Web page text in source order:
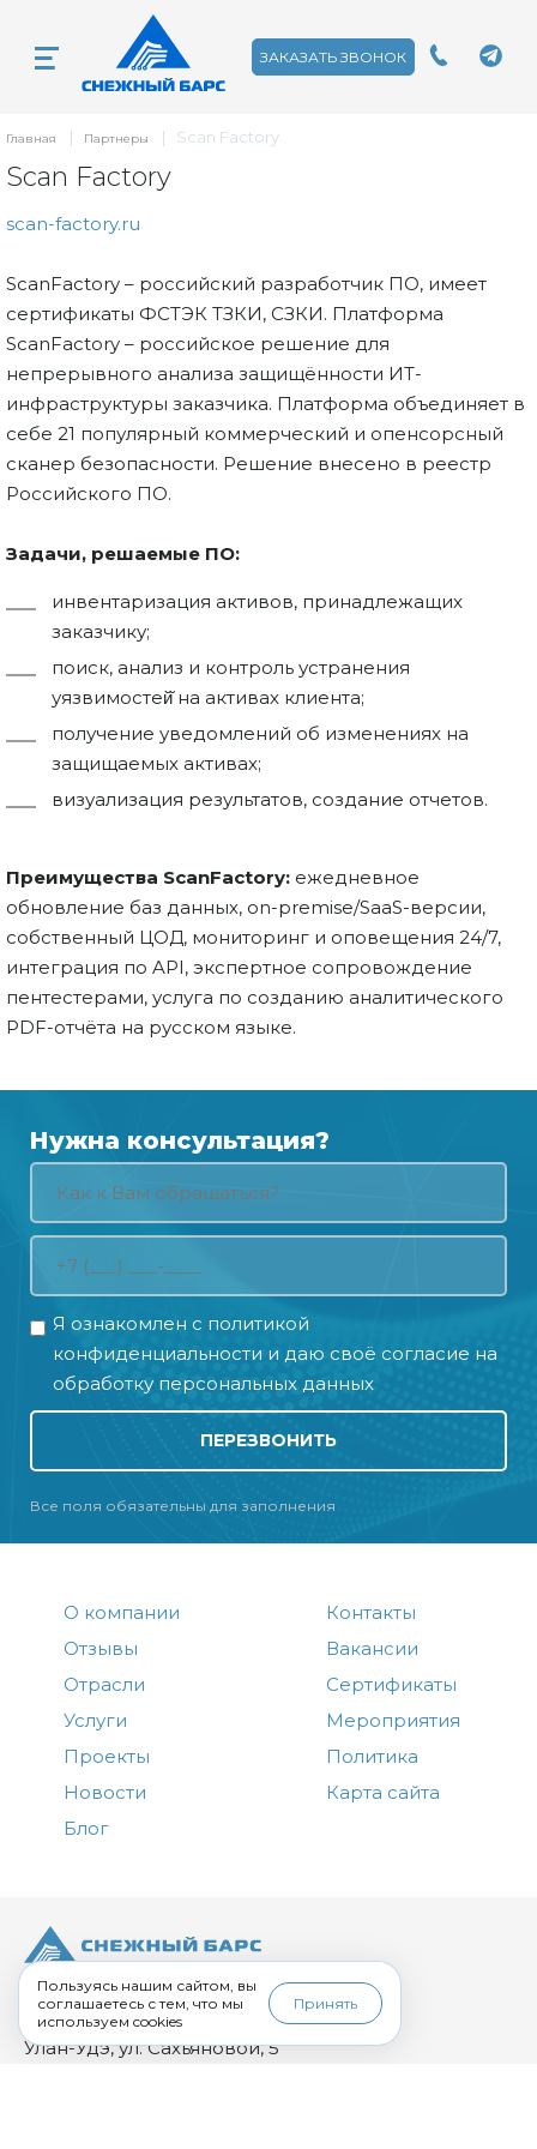
ЗАКАЗАТЬ ЗВОНОК
Главная | Партнеры | Scan Factory
Scan Factory
scan-factory.ru
ScanFactory – российский разработчик ПО, имеет
сертификаты ФСТЭК ТЗКИ, СЗКИ. Платформа
ScanFactory – российское решение для
непрерывного анализа защищённости ИТ-
инфраструктуры заказчика. Платформа объединяет в
себе 21 популярный коммерческий и опенсорсный
сканер безопасности. Решение внесено в реестр
Российского ПО.
Задачи, решаемые ПО:
инвентаризация активов, принадлежащих
заказчику;
поиск, анализ и контроль устранения
уязвимостей̆ на активах клиента;
получение уведомлений об изменениях на
защищаемых активах;
визуализация результатов, создание отчетов.
Преимущества ScanFactory: ежедневное
обновление баз данных, on-premise/SaaS-версии,
собственный ЦОД, мониторинг и оповещения 24/7,
интеграция по API, экспертное сопровождение
пентестерами, услуга по созданию аналитического
PDF-отчёта на русском языке.
Нужна консультация?
Я ознакомлен с политикой
конфиденциальности и даю своё согласие на
обработку персональных данных
ПЕРЕЗВОНИТЬ
Все поля обязательны для заполнения
О компании
Отзывы
Отрасли
Услуги
Проекты
Новости
Блог
Контакты
Вакансии
Сертификаты
Мероприятия
Политика
Карта сайта
+7 (3012) 43-00-00
corp.uu@sbars.ru
Улан-Удэ, ул. Сахьяновой, 5
Пользуясь нашим сайтом, вы
соглашаетесь с тем, что мы
используем cookies
Принять